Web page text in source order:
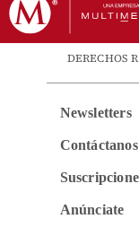
DERECHOS
Newsletters
Contáctanos
Anúnciate